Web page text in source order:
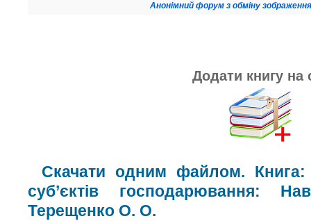
Анонімний форум з обміну
Додати книгу на
Скачати одним файлом. Книга:
суб’єктів господарювання:
Терещенко О. О.